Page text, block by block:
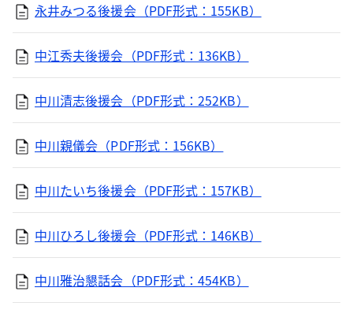
永井みつる後援会（PDF形式：155KB）
中江秀夫後援会（PDF形式：136KB）
中川清志後援会（PDF形式：252KB）
中川親儀会（PDF形式：156KB）
中川たいち後援会（PDF形式：157KB）
中川ひろし後援会（PDF形式：146KB）
中川雅治懇話会（PDF形式：454KB）